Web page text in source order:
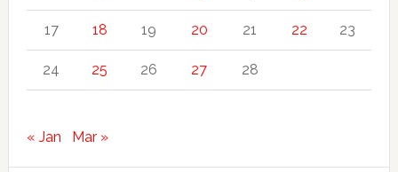
17 18 19 20 21 22 23
24 25 26 27 28
« Jan Mar »